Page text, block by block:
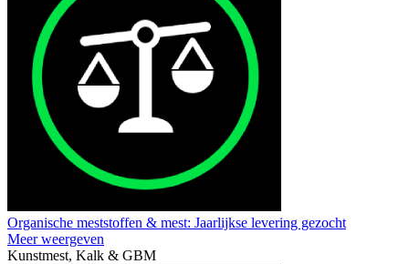
Organische meststoffen & mest: Jaarlijkse levering gezocht
Meer weergeven
Kunstmest, Kalk & GBM